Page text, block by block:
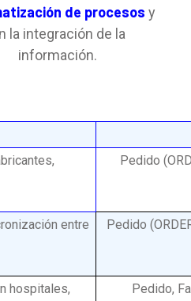
de procesos y
la integración de la
información.
Pedido
entre
Pedido
hospitales,
Pedido,